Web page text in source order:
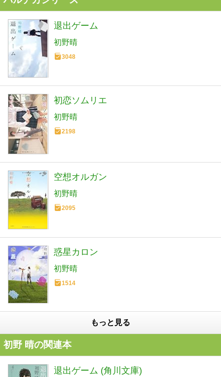
退出ゲーム
初野晴
3048
初恋ソムリエ
初野晴
2198
空想オルガン
初野晴
2095
惑星カロン
初野晴
1514
もっと見る
初野 晴の関連本
退出ゲーム (角川文庫)